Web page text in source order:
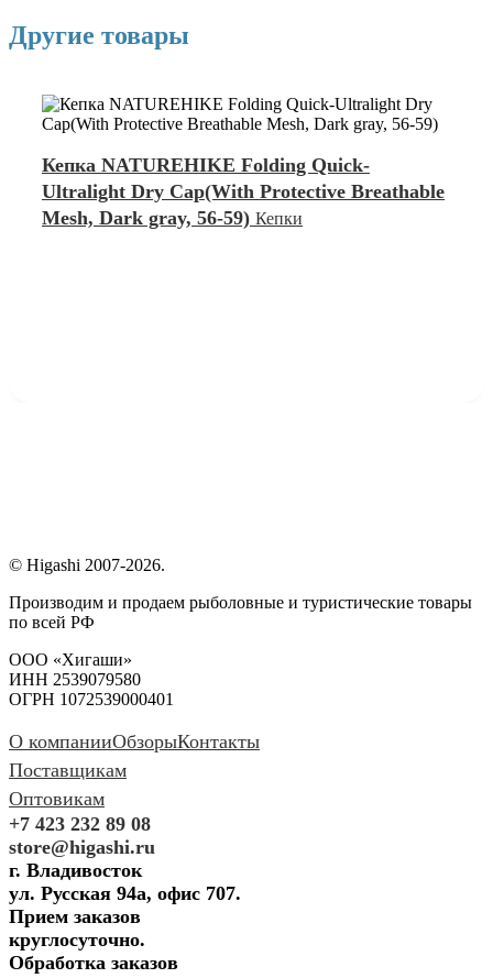
Другие товары
Кепка NATUREHIKE Folding Quick-
Ultralight Dry Cap(With Protective Breathable
Mesh, Dark gray, 56-59) Кепки
© Higashi 2007-2026.
Производим и продаем рыболовные и туристические товары
по всей РФ
ООО «Хигаши»
ИНН 2539079580
ОГРН 1072539000401
О компанииОбзорыКонтакты
Поставщикам
Оптовикам
+7 423 232 89 08
store@higashi.ru
г. Владивосток
ул. Русская 94а, офис 707.
Прием заказов
круглосуточно.
Обработка заказов